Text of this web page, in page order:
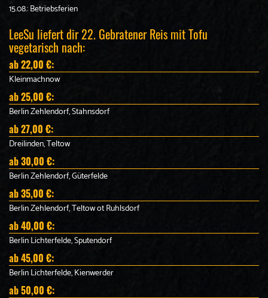
15.08.: Betriebsferien
LeeSu liefert dir 22. Gebratener Reis mit Tofu
vegetarisch nach:
ab 22,00 €:
Kleinmachnow
ab 25,00 €:
Berlin Zehlendorf, Stahnsdorf
ab 27,00 €:
Dreilinden, Teltow
ab 30,00 €:
Berlin Zehlendorf, Güterfelde
ab 35,00 €:
Berlin Zehlendorf, Teltow ot Ruhlsdorf
ab 40,00 €:
Berlin Lichterfelde, Sputendorf
ab 45,00 €:
Berlin Lichterfelde, Kienwerder
ab 50,00 €: